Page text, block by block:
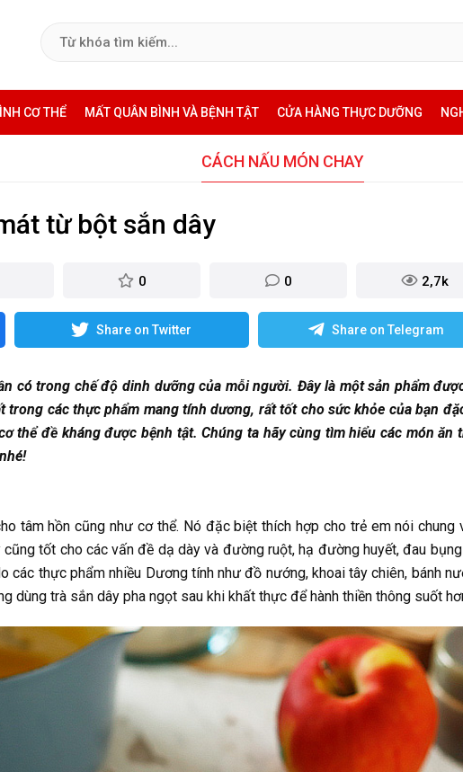
CƠ THỂ MẤT QUÂN BÌNH VÀ BỆNH TẬT CỬA HÀNG THỰC DƯỠNG
CÁCH NẤU MÓN CHAY
từ bột sắn dây
0 0 2,7k
Share on Twitter Share on Telegram
có trong chế độ dinh dưỡng của mỗi người. Đây là một sản phẩm
trong các thực phẩm mang tính dương, rất tốt cho sức khỏe của bạn
thể đề kháng được bệnh tật. Chúng ta hãy cùng tìm hiểu các món ăn
tâm hồn cũng như cơ thể. Nó đặc biệt thích hợp cho trẻ em nói chung
tốt cho các vấn đề dạ dày và đường ruột, hạ đường huyết, đau
các thực phẩm nhiều Dương tính như đồ nướng, khoai tây chiên, bánh
dùng trà sắn dây pha ngọt sau khi khất thực để hành thiền thông suốt